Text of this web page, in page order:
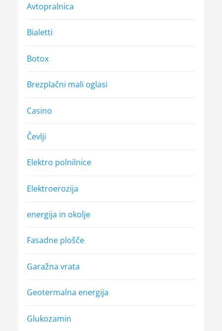
Avtopralnica
Bialetti
Botox
Brezplačni mali oglasi
Casino
Čevlji
Elektro polnilnice
Elektroerozija
energija in okolje
Fasadne plošče
Garažna vrata
Geotermalna energija
Glukozamin